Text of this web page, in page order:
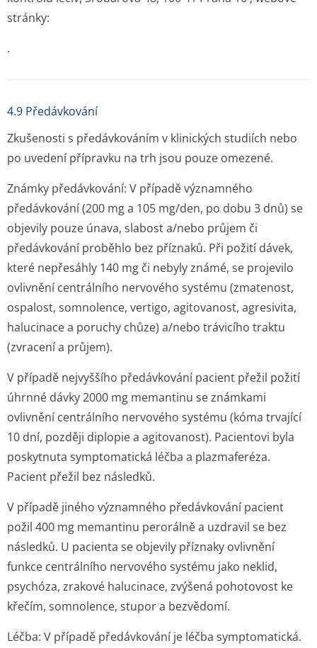
stránky:
.
4.9 Předávkování
Zkušenosti s předávkováním v klinických studiích nebo
po uvedení přípravku na trh jsou pouze omezené.
Známky předávkování: V případě významného
předávkování (200 mg a 105 mg/den, po dobu 3 dnů) se
objevily pouze únava, slabost a/nebo průjem či
předávkování proběhlo bez příznaků. Při požití dávek,
které nepřesáhly 140 mg či nebyly známé, se projevilo
ovlivnění centrálního nervového systému (zmatenost,
ospalost, somnolence, vertigo, agitovanost, agresivita,
halucinace a poruchy chůze) a/nebo trávicího traktu
(zvracení a průjem).
V případě nejvyššího předávkování pacient přežil požití
úhrnné dávky 2000 mg memantinu se známkami
ovlivnění centrálního nervového systému (kóma trvající
10 dní, později diplopie a agitovanost). Pacientovi byla
poskytnuta symptomatická léčba a plazmaferéza.
Pacient přežil bez následků.
V případě jiného významného předávkování pacient
požil 400 mg memantinu perorálně a uzdravil se bez
následků. U pacienta se objevily příznaky ovlivnění
funkce centrálního nervového systému jako neklid,
psychóza, zrakové halucinace, zvýšená pohotovost ke
křečím, somnolence, stupor a bezvědomí.
Léčba: V případě předávkování je léčba symptomatická.